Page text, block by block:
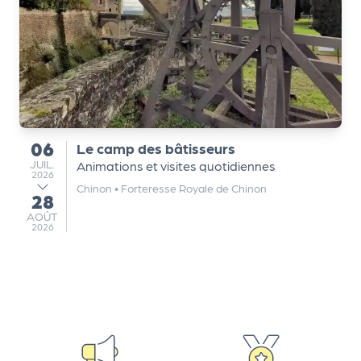
du
06
JUILLET
JUIL.
2026
au
28
AOÛT
AOÛT
2026
Le camp des bâtisseurs
Animations et visites quotidiennes
Chinon • Forteresse Royale de Chinon
Q
ui
s
o
m
m
e
s
-
n
o
u